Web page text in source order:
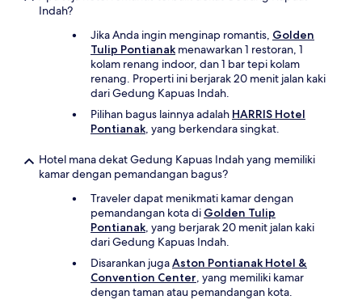
Indah?
Jika Anda ingin menginap romantis, Golden
Tulip Pontianakmenawarkan 1 restoran, 1
kolam renang indoor, dan 1 bar tepi kolam
renang. Properti ini berjarak 20 menit jalan kaki
dari Gedung Kapuas Indah.
Pilihan bagus lainnya adalah HARRIS Hotel
Pontianak, yang berkendara singkat.
Hotel mana dekat Gedung Kapuas Indah yang memiliki
kamar dengan pemandangan bagus?
Traveler dapat menikmati kamar dengan
pemandangan kota di Golden Tulip
Pontianak, yang berjarak 20 menit jalan kaki
dari Gedung Kapuas Indah.
Disarankan jugaAston Pontianak Hotel &
Convention Center, yang memiliki kamar
dengan taman atau pemandangan kota.